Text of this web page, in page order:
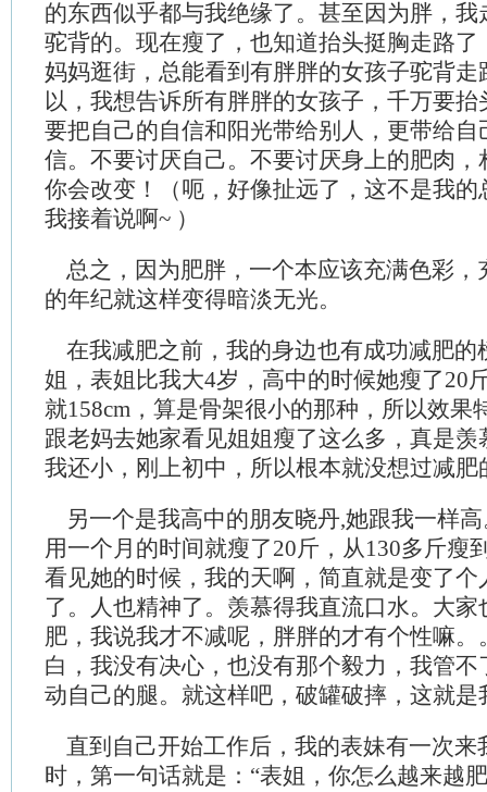
的东西似乎都与我绝缘了。甚至因为胖，
驼背的。现在瘦了，也知道抬头挺胸走路
妈妈逛街，总能看到有胖胖的女孩子驼背
以，我想告诉所有胖胖的女孩子，千万要
要把自己的自信和阳光带给别人，更带给自
信。不要讨厌自己。不要讨厌身上的肥肉
你会改变！（呃，好像扯远了，这不是我
我接着说啊~ ）
总之，因为肥胖，一个本应该充满色彩，
的年纪就这样变得暗淡无光。
在我减肥之前，我的身边也有成功减肥的
姐，表姐比我大4岁，高中的时候她瘦了20
就158cm，算是骨架很小的那种，所以效果
跟老妈去她家看见姐姐瘦了这么多，真是
我还小，刚上初中，所以根本就没想过减肥
另一个是我高中的朋友晓丹,她跟我一样
用一个月的时间就瘦了20斤，从130多斤瘦
看见她的时候，我的天啊，简直就是变了个
了。人也精神了。羡慕得我直流口水。大
肥，我说我才不减呢，胖胖的才有个性嘛
白，我没有决心，也没有那个毅力，我管
动自己的腿。就这样吧，破罐破摔，这就是
直到自己开始工作后，我的表妹有一次来
时，第一句话就是：“表姐，你怎么越来越